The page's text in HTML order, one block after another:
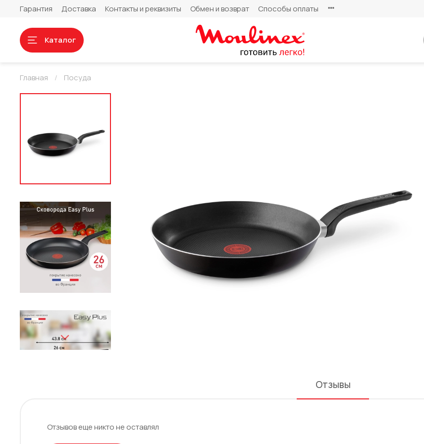
Гарантия Доставка Контакты и реквизиты Обмен и возврат Способы оплаты
Каталог
Главная Посуда
Отзывы
Отзывов еще никто не оставлял